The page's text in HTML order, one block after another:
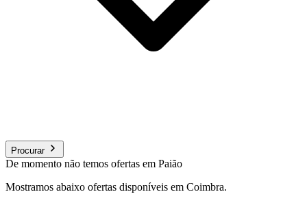
Procurar
De momento não temos ofertas em Paião
Mostramos abaixo ofertas disponíveis em Coimbra.